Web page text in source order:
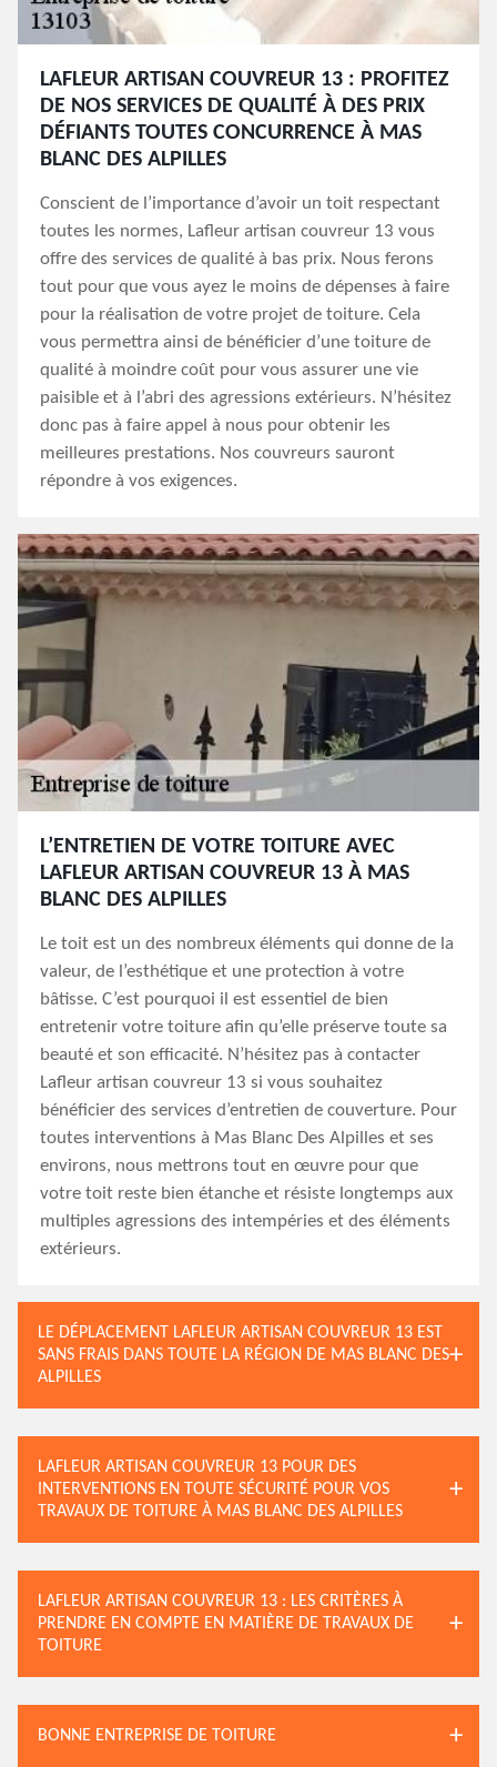
LAFLEUR ARTISAN COUVREUR 13 : PROFITEZ
DE NOS SERVICES DE QUALITÉ À DES PRIX
DÉFIANTS TOUTES CONCURRENCE À MAS
BLANC DES ALPILLES
Conscient de l’importance d’avoir un toit respectant
toutes les normes, Lafleur artisan couvreur 13 vous
offre des services de qualité à bas prix. Nous ferons
tout pour que vous ayez le moins de dépenses à faire
pour la réalisation de votre projet de toiture. Cela
vous permettra ainsi de bénéficier d’une toiture de
qualité à moindre coût pour vous assurer une vie
paisible et à l’abri des agressions extérieurs. N’hésitez
donc pas à faire appel à nous pour obtenir les
meilleures prestations. Nos couvreurs sauront
répondre à vos exigences.
L’ENTRETIEN DE VOTRE TOITURE AVEC
LAFLEUR ARTISAN COUVREUR 13 À MAS
BLANC DES ALPILLES
Le toit est un des nombreux éléments qui donne de la
valeur, de l’esthétique et une protection à votre
bâtisse. C’est pourquoi il est essentiel de bien
entretenir votre toiture afin qu’elle préserve toute sa
beauté et son efficacité. N’hésitez pas à contacter
Lafleur artisan couvreur 13 si vous souhaitez
bénéficier des services d’entretien de couverture. Pour
toutes interventions à Mas Blanc Des Alpilles et ses
environs, nous mettrons tout en œuvre pour que
votre toit reste bien étanche et résiste longtemps aux
multiples agressions des intempéries et des éléments
extérieurs.
LE DÉPLACEMENT LAFLEUR ARTISAN COUVREUR 13 EST
SANS FRAIS DANS TOUTE LA RÉGION DE MAS BLANC DES
ALPILLES
LAFLEUR ARTISAN COUVREUR 13 POUR DES
INTERVENTIONS EN TOUTE SÉCURITÉ POUR VOS
TRAVAUX DE TOITURE À MAS BLANC DES ALPILLES
LAFLEUR ARTISAN COUVREUR 13 : LES CRITÈRES À
PRENDRE EN COMPTE EN MATIÈRE DE TRAVAUX DE
TOITURE
BONNE ENTREPRISE DE TOITURE